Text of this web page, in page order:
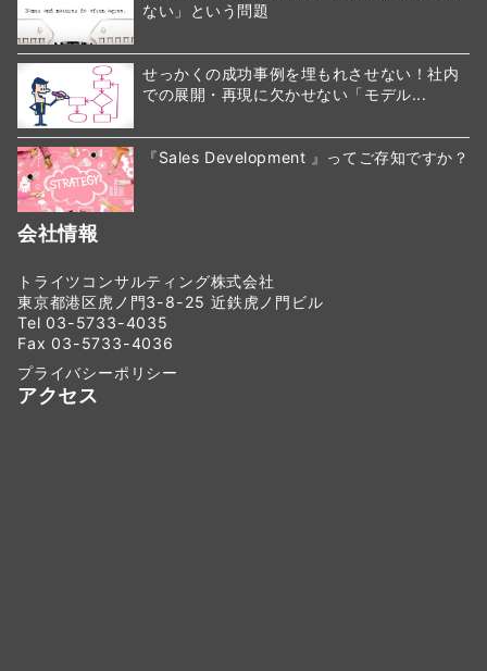
ない」という問題
せっかくの成功事例を埋もれさせない！社内
での展開・再現に欠かせない「モデル...
『Sales Development 』ってご存知ですか？
会社情報
トライツコンサルティング株式会社
東京都港区虎ノ門3-8-25 近鉄虎ノ門ビル
Tel 03-5733-4035
Fax 03-5733-4036
プライバシーポリシー
アクセス